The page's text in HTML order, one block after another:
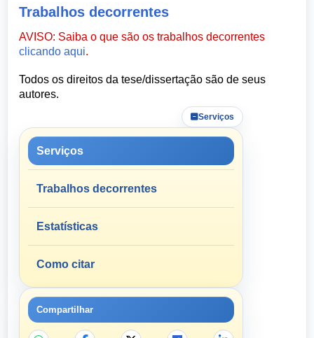
Trabalhos decorrentes
AVISO: Saiba o que são os trabalhos decorrentes
clicando aqui.
Todos os direitos da tese/dissertação são de seus
autores.
Serviços
Serviços
Trabalhos decorrentes
Estatísticas
Como citar
Compartilhar